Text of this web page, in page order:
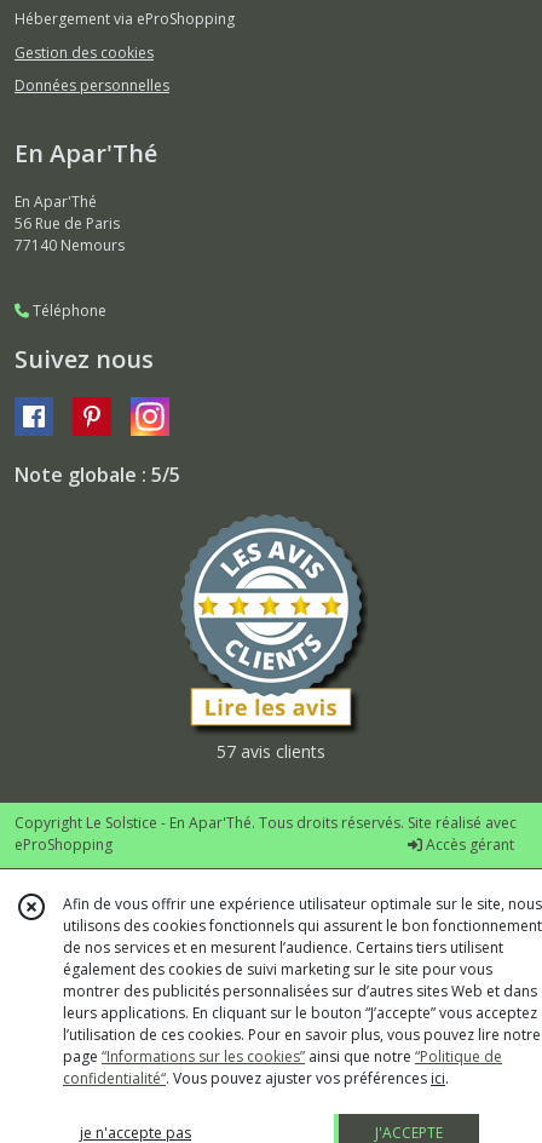
Hébergement via eProShopping
Gestion des cookies
Données personnelles
En Apar'Thé
En Apar'Thé
56 Rue de Paris
77140 Nemours
Téléphone
Suivez nous
Note globale : 5/5
57 avis clients
Copyright Le Solstice - En Apar'Thé. Tous droits réservés. Site réalisé avec
eProShopping
Accès gérant
Afin de vous offrir une expérience utilisateur optimale sur le site, nous
utilisons des cookies fonctionnels qui assurent le bon fonctionnement
de nos services et en mesurent l’audience. Certains tiers utilisent
également des cookies de suivi marketing sur le site pour vous
montrer des publicités personnalisées sur d’autres sites Web et dans
leurs applications. En cliquant sur le bouton “J’accepte” vous acceptez
l’utilisation de ces cookies. Pour en savoir plus, vous pouvez lire notre
page “Informations sur les cookies” ainsi que notre “Politique de
confidentialité“. Vous pouvez ajuster vos préférences ici.
je n'accepte pas J'ACCEPTE